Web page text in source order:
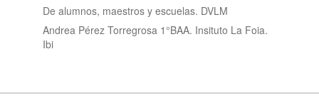
De alumnos, maestros y escuelas. DVLM
Andrea Pérez Torregrosa 1°BAA. Insituto La Foia.
Ibi